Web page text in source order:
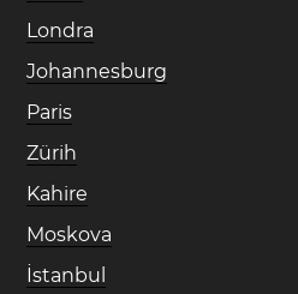
Londra
Johannesburg
Paris
Zürih
Kahire
Moskova
İstanbul